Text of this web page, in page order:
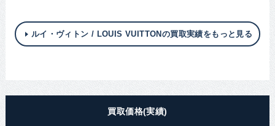
ルイ・ヴィトン / LOUIS VUITTONの買取実績をもっと見る
買取価格(実績)